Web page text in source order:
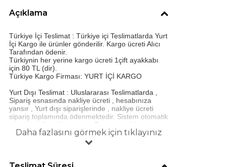
Açıklama
Türkiye İçi Teslimat : Türkiye içi Teslimatlarda Yurt
İçi Kargo ile ürünler gönderilir. Kargo ücreti Alıcı
Tarafından ödenir.
Türkiynin her yerine kargo ücreti 1çift ayakkabı
için 80 TL (dir).
Türkiye Kargo Firması: YURT İÇİ KARGO
Yurt Dışı Teslimat : Uluslararası Teslimatlarda ,
Sipariş esnasında nakliye ücreti , hesabınıza
yansır , Yurt dışı siparişlerinde , nakliye ücreti
sipariş toplamında ödenmektedir. Sistem otomatik
olarak seçilen ülkeye göre Express nakliye
ücretini ekler.
YURT DIŞI KARGO FİRMASI DHL EXPRESS
Tüm gelin ayakkabıları Kişiye özel olarak
Daha fazlasını görmek için tıklayınız